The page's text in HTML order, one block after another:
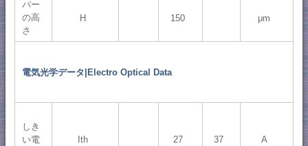
バー
の高
さ
H 150 μm
電気光学データ|Electro Optical Data
しき
い電
Ith 27 37 A